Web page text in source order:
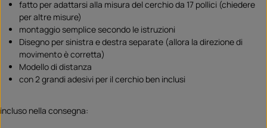
fatto per adattarsi alla misura del cerchio da 17 pollici (chiedere
per altre misure)
montaggio semplice secondo le istruzioni
Disegno per sinistra e destra separate (allora la direzione di
movimento è corretta)
Modello di distanza
con 2 grandi adesivi per il cerchio ben inclusi
incluso nella consegna: